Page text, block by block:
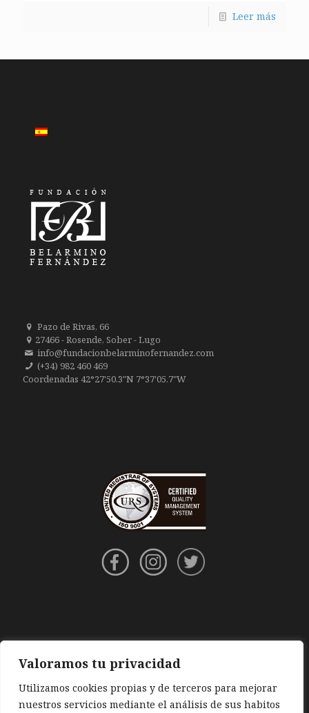
Valoramos tu privacidad
Utilizamos cookies propias y de terceros para mejorar
nuestros servicios mediante el análisis de sus habitos
Leer más
Pazo de Rivas, 66
27466 - Rosende, Sober - Lugo
info@fundacionbelarminofernandez.com
(+34) 982 460 469
Coordenadas 42°27'50.3"N 7°37'05.7"W